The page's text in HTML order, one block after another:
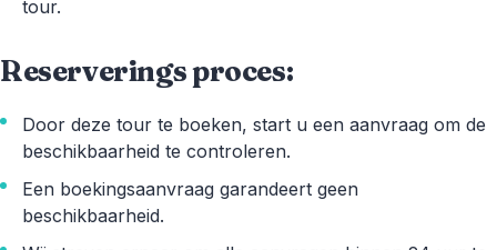
tour.
Reserverings proces:
Door deze tour te boeken, start u een aanvraag om de
beschikbaarheid te controleren.
Een boekingsaanvraag garandeert geen
beschikbaarheid.